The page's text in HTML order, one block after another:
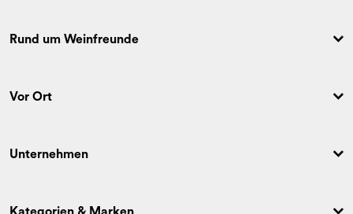
Rund um Weinfreunde
Vor Ort
Unternehmen